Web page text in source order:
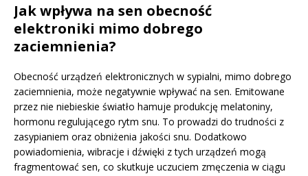
Jak wpływa na sen obecność
elektroniki mimo dobrego
zaciemnienia?
Obecność urządzeń elektronicznych w sypialni, mimo dobrego
zaciemnienia, może negatywnie wpływać na sen. Emitowane
przez nie niebieskie światło hamuje produkcję melatoniny,
hormonu regulującego rytm snu. To prowadzi do trudności z
zasypianiem oraz obniżenia jakości snu. Dodatkowo
powiadomienia, wibracje i dźwięki z tych urządzeń mogą
fragmentować sen, co skutkuje uczuciem zmęczenia w ciągu